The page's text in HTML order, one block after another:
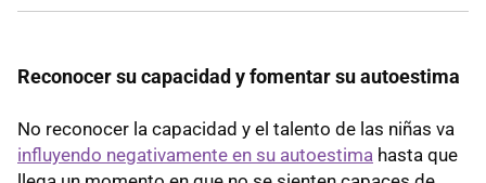
Reconocer su capacidad y fomentar su autoestima
No reconocer la capacidad y el talento de las niñas va
influyendo negativamente en su autoestima hasta que